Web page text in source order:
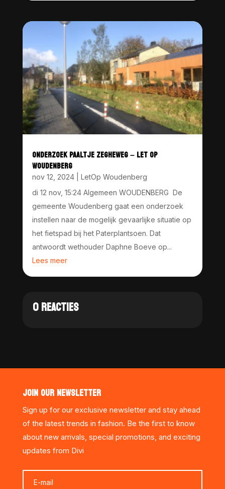
ONDERZOEK PAALTJE ZEGHEWEG – LET OP
WOUDENBERG
nov 12, 2024| LetOp Woudenberg
di 12 nov, 15:24 Algemeen WOUDENBERG De
gemeente Woudenberg gaat een onderzoek
instellen naar de mogelijk gevaarlijke situatie op
het fietspad bij het Paterplantsoen. Dat
antwoordt wethouder Daphne Boeve op...
Lees meer
0 REACTIES
JOIN OUR NEWSLETTER
Sign up for our exclusive newsletter and stay ahead
of the latest trends in fashion. Be the first to know
about new arrivals, special promotions, and exciting
updates from Divi